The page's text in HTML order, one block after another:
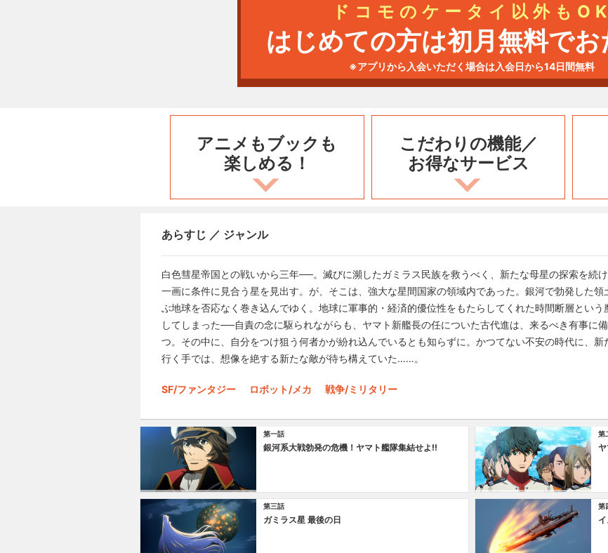
ドコモのケータイ以外もOK
はじめての方は初月無料でお
※アプリから入会いただく場合は入会日から14日間無料
アニメもブックも
楽しめる！
こだわりの機能／
お得なサービス
あらすじ ／ ジャンル
白色彗星帝国との戦いから三年──。滅びに瀕したガミラス民族を救うべく、新たな母星の探索を続
一画に条件に見合う星を見出す。が、そこは、強大な星間国家の領域内であった。銀河で勃発した
ぶ地球を否応なく巻き込んでゆく。地球に軍事的・経済的優位性をもたらしてくれた時間断層とい
してしまった──自責の念に駆られながらも、ヤマト新艦長の任についた古代進は、来るべき有事に
つ。その中に、自分をつけ狙う何者かが紛れ込んでいるとも知らずに。かつてない不安の時代に、
行く手では、想像を絶する新たな敵が待ち構えていた……。
SF/ファンタジー ロボット/メカ 戦争/ミリタリー
第一話
銀河系大戦勃発の危機！ヤマト艦隊集結せよ!!
第
第三話
ガミラス星 最後の日
第